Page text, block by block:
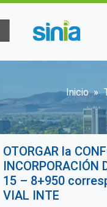
Inicio
OTORGAR la
INCORPORACIÓN
15 – 8+950
VIAL INTE